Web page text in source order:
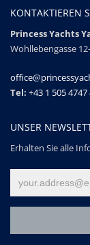
KONTAKTIEREN
Princess Yachts
Wohllebengasse
Tel: +43 1 505 4747
UNSER
Erhalten Sie alle